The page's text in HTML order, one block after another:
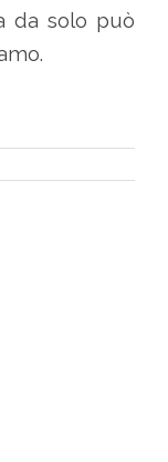
da solo può